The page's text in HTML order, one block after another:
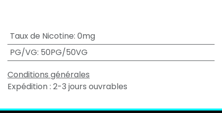
Taux de Nicotine: 0mg
PG/VG: 50PG/50VG
Conditions générales
Expédition : 2-3 jours ouvrables